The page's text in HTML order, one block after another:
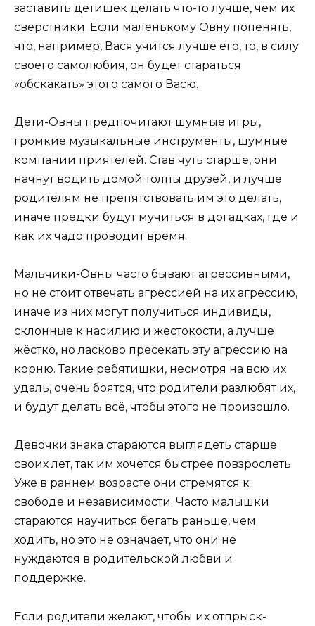
заставить детишек делать что-то лучше, чем их
сверстники. Если маленькому Овну попенять,
что, например, Вася учится лучше его, то, в силу
своего самолюбия, он будет стараться
«обскакать» этого самого Васю.
Дети-Овны предпочитают шумные игры,
громкие музыкальные инструменты, шумные
компании приятелей. Став чуть старше, они
начнут водить домой толпы друзей, и лучше
родителям не препятствовать им это делать,
иначе предки будут мучиться в догадках, где и
как их чадо проводит время.
Мальчики-Овны часто бывают агрессивными,
но не стоит отвечать агрессией на их агрессию,
иначе из них могут получиться индивиды,
склонные к насилию и жестокости, а лучше
жёстко, но ласково пресекать эту агрессию на
корню. Такие ребятишки, несмотря на всю их
удаль, очень боятся, что родители разлюбят их,
и будут делать всё, чтобы этого не произошло.
Девочки знака стараются выглядеть старше
своих лет, так им хочется быстрее повзрослеть.
Уже в раннем возрасте они стремятся к
свободе и независимости. Часто малышки
стараются научиться бегать раньше, чем
ходить, но это не означает, что они не
нуждаются в родительской любви и
поддержке.
Если родители желают, чтобы их отпрыск-